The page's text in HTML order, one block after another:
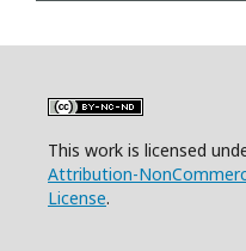
This work is licensed
Attribution-
License.